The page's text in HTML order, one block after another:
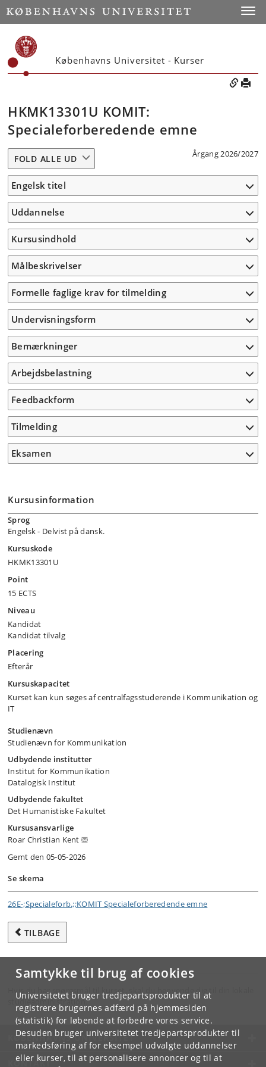
Samtykke til brug af cookies
Universitetet bruger tredjepartsprodukter til at
registrere brugernes adfærd på hjemmesiden
(statistik) for løbende at forbedre vores service.
Desuden bruger universitetet tredjepartsprodukter til
markedsføring af for eksempel udvalgte uddannelser
eller kurser, til at personalisere annoncer og til at
Københavns Universitet - Kurser
HKMK13301U KOMIT:
Specialeforberedende emne
Årgang 2026/2027
FOLD ALLE UD
Engelsk titel
Uddannelse
Kursusindhold
Målbeskrivelser
Formelle faglige krav for tilmelding
Undervisningsform
Bemærkninger
Arbejdsbelastning
Feedbackform
Tilmelding
Eksamen
Kursusinformation
Sprog
Engelsk- Delvist på dansk.
Kursuskode
HKMK13301U
Point
15 ECTS
Niveau
Kandidat
Kandidat tilvalg
Placering
Efterår
Kursuskapacitet
Kurset kan kun søges af centralfagsstuderende i Kommunikation og
IT
Studienævn
Studienævn for Kommunikation
Udbydende institutter
Institut for Kommunikation
Datalogisk Institut
Udbydende fakultet
Det Humanistiske Fakultet
Kursusansvarlige
Roar Christian Kent
Gemt den 05-05-2026
Se skema
26E-;Specialeforb.;;KOMIT Specialeforberedende emne
TILBAGE
Hvis du har spørgsmål til kurset, skal du henvende dig til din lokale
studieadministration.
KØBENHAVNS UNIVERSITET
KONTAKT